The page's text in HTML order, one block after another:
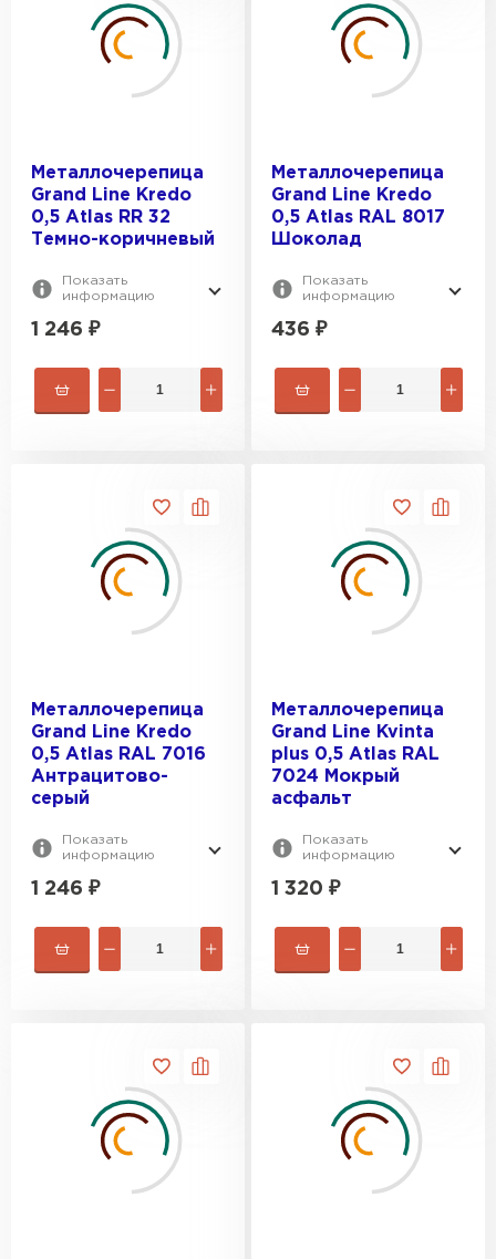
Металлочерепица
Grand Line Kredo
0,5 Atlas RR 32
Темно-коричневый
Показать
информацию
1 246 ₽
Металлочерепица
Grand Line Kredo
0,5 Atlas RAL 8017
Шоколад
Показать
информацию
436 ₽
Металлочерепица
Grand Line Kredo
0,5 Atlas RAL 7016
Антрацитово-
серый
Показать
информацию
1 246 ₽
Металлочерепица
Grand Line Kvinta
plus 0,5 Atlas RAL
7024 Мокрый
асфальт
Показать
информацию
1 320 ₽